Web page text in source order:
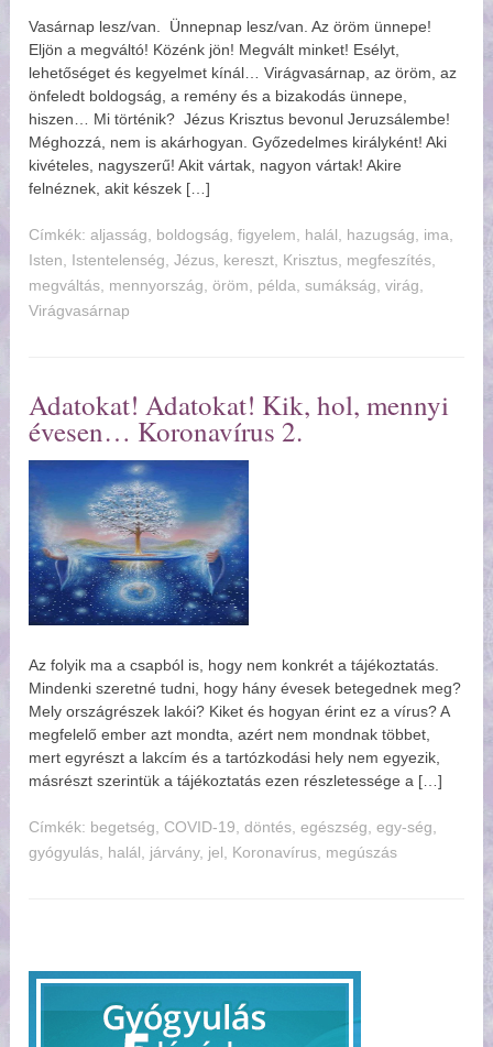
Vasárnap lesz/van. Ünnepnap lesz/van. Az öröm ünnepe!
Eljön a megváltó! Közénk jön! Megvált minket! Esélyt,
lehetőséget és kegyelmet kínál… Virágvasárnap, az öröm, az
önfeledt boldogság, a remény és a bizakodás ünnepe,
hiszen… Mi történik? Jézus Krisztus bevonul Jeruzsálembe!
Méghozzá, nem is akárhogyan. Győzedelmes királyként! Aki
kivételes, nagyszerű! Akit vártak, nagyon vártak! Akire
felnéznek, akit készek […]
Címkék:aljasság, boldogság,figyelem, halál, hazugság, ima,
Isten, Istentelenség,Jézus, kereszt, Krisztus, megfeszítés,
megváltás, mennyország,öröm, példa,sumákság,virág,
Virágvasárnap
Adatokat! Adatokat! Kik, hol, mennyi
évesen… Koronavírus 2.
Az folyik ma a csapból is, hogy nem konkrét a tájékoztatás.
Mindenki szeretné tudni, hogy hány évesek betegednek meg?
Mely országrészek lakói? Kiket és hogyan érint ez a vírus? A
megfelelő ember azt mondta, azért nem mondnak többet,
mert egyrészt a lakcím és a tartózkodási hely nem egyezik,
másrészt szerintük a tájékoztatás ezen részletessége a […]
Címkék: begetség, COVID-19,döntés,egészség,egy-ség,
gyógyulás, halál, járvány, jel, Koronavírus, megúszás